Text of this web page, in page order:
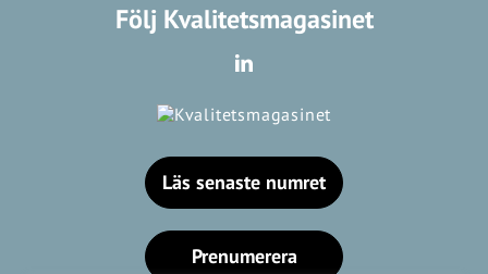
Följ Kvalitetsmagasinet
Läs senaste numret
Prenumerera